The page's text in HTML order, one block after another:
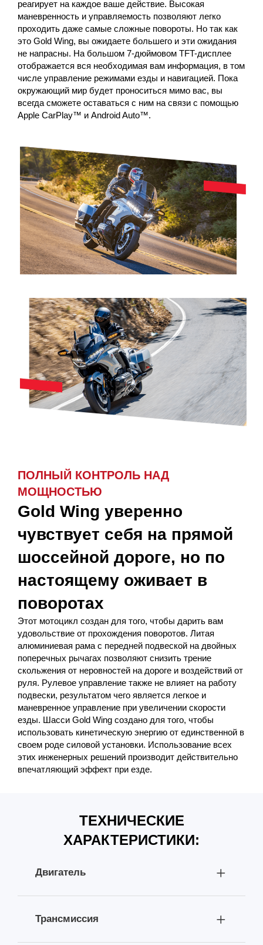
реагирует на каждое ваше действие. Высокая
маневренность и управляемость позволяют легко
проходить даже самые сложные повороты. Но так как
это Gold Wing, вы ожидаете большего и эти ожидания
не напрасны. На большом 7-дюймовом TFT-дисплее
отображается вся необходимая вам информация, в том
числе управление режимами езды и навигацией. Пока
окружающий мир будет проноситься мимо вас, вы
всегда сможете оставаться с ним на связи с помощью
Apple CarPlay™ и Android Auto™.
ПОЛНЫЙ КОНТРОЛЬ НАД
МОЩНОСТЬЮ
Gold Wing уверенно
чувствует себя на прямой
шоссейной дороге, но по
настоящему оживает в
поворотах
Этот мотоцикл создан для того, чтобы дарить вам
удовольствие от прохождения поворотов. Литая
алюминиевая рама с передней подвеской на двойных
поперечных рычагах позволяют снизить трение
скольжения от неровностей на дороге и воздействий от
руля. Рулевое управление также не влияет на работу
подвески, результатом чего является легкое и
маневренное управление при увеличении скорости
езды. Шасси Gold Wing создано для того, чтобы
использовать кинетическую энергию от единственной в
своем роде силовой установки. Использование всех
этих инженерных решений производит действительно
впечатляющий эффект при езде.
ТЕХНИЧЕСКИЕ
ХАРАКТЕРИСТИКИ:
Двигатель
Трансмиссия